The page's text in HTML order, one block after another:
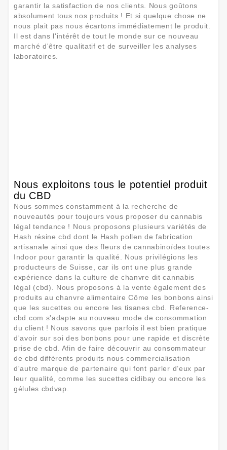
garantir la satisfaction de nos clients. Nous goûtons
absolument tous nos produits ! Et si quelque chose ne
nous plait pas nous écartons immédiatement le produit.
Il est dans l'intérêt de tout le monde sur ce nouveau
marché d'être qualitatif et de surveiller les analyses
laboratoires.
Nous exploitons tous le potentiel produit
du CBD
Nous sommes constamment à la recherche de
nouveautés pour toujours vous proposer du cannabis
légal tendance ! Nous proposons plusieurs variétés de
Hash résine cbd dont le Hash pollen de fabrication
artisanale ainsi que des fleurs de cannabinoïdes toutes
Indoor pour garantir la qualité. Nous privilégions les
producteurs de Suisse, car ils ont une plus grande
expérience dans la culture de chanvre dit cannabis
légal (cbd). Nous proposons à la vente également des
produits au chanvre alimentaire Côme les bonbons ainsi
que les sucettes ou encore les tisanes cbd. Reference-
cbd.com s'adapte au nouveau mode de consommation
du client ! Nous savons que parfois il est bien pratique
d'avoir sur soi des bonbons pour une rapide et discrète
prise de cbd. Afin de faire découvrir au consommateur
de cbd différents produits nous commercialisation
d'autre marque de partenaire qui font parler d’eux par
leur qualité, comme les sucettes cidibay ou encore les
gélules cbdvap.